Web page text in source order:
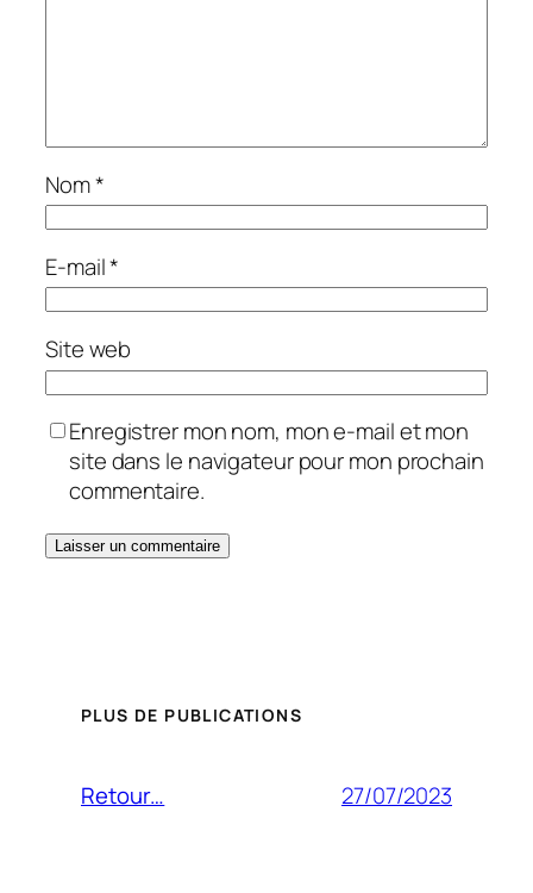
Nom*
E-mail*
Site web
Enregistrer mon nom, mon e-mail et mon
site dans le navigateur pour mon prochain
commentaire.
PLUS DE PUBLICATIONS
Retour… 27/07/2023